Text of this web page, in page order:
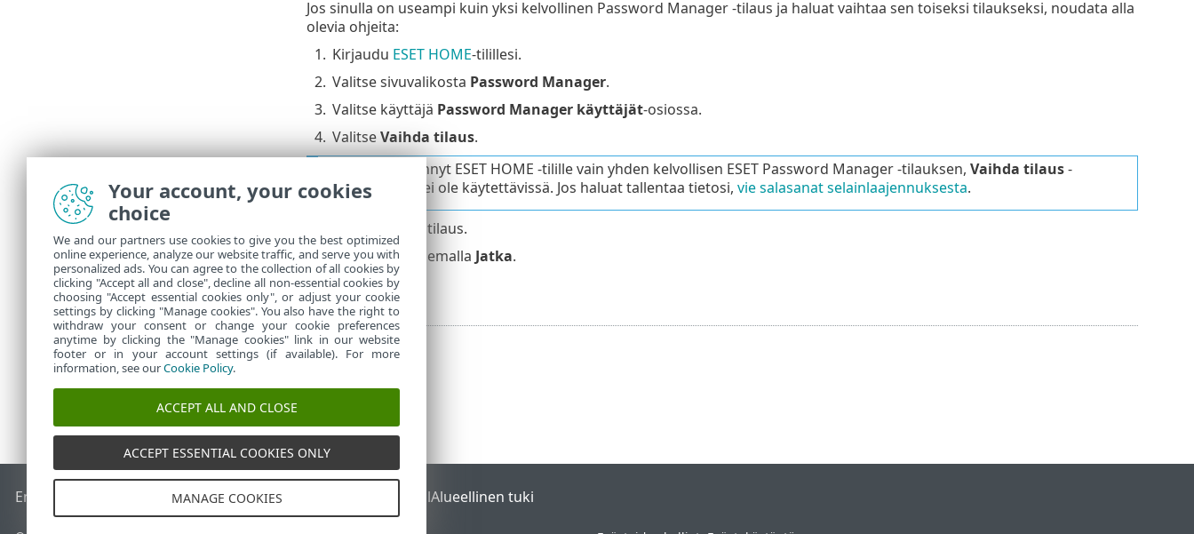
Jos sinulla on useampi kuin yksi kelvollinen Password Manager -tilaus ja haluat vaihtaa sen toiseksi tilaukseksi, noudata alla
olevia ohjeita:
1. Kirjaudu ESET HOME-tilillesi.
2. Valitse sivuvalikosta Password Manager.
3. Valitse käyttäjä Password Manager käyttäjät-osiossa.
4. ValitseVaihda tilaus.
Jos olet lisännyt ESET HOME -tilille vain yhden kelvollisen ESET Password Manager -tilauksen, Vaihda tilaus-
vaihtoehto ei ole käytettävissä. Jos haluat tallentaa tietosi, vie salasanat selainlaajennuksesta.
Valitse toinen tilaus.
6. Vahvista valitsemalla Jatka.
7. ValitseSelvä.
End of Life ESET-tietämyskantaESET-foorumi ESET Status PortalAlueellinen tuki
Your account, your cookies
choice
We and our partners use cookies to give you the best optimized
online experience, analyze our website traffic, and serve you with
personalized ads. You can agree to the collection of all cookies by
clicking "Accept all and close", decline all non-essential cookies by
choosing "Accept essential cookies only", or adjust your cookie
settings by clicking "Manage cookies". You also have the right to
withdraw your consent or change your cookie preferences
anytime by clicking the "Manage cookies" link in our website
footer or in your account settings (if available). For more
information, see ourCookie Policy.
ACCEPT ALL AND CLOSE
ACCEPT ESSENTIAL COOKIES ONLY
MANAGE COOKIES